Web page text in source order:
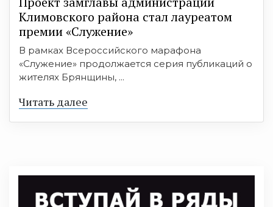
Климовского района стал лауреатом
премии «Служение»
В рамках Всероссийского марафона
«Служение» продолжается серия публикаций о
жителях Брянщины, ...
Читать далее